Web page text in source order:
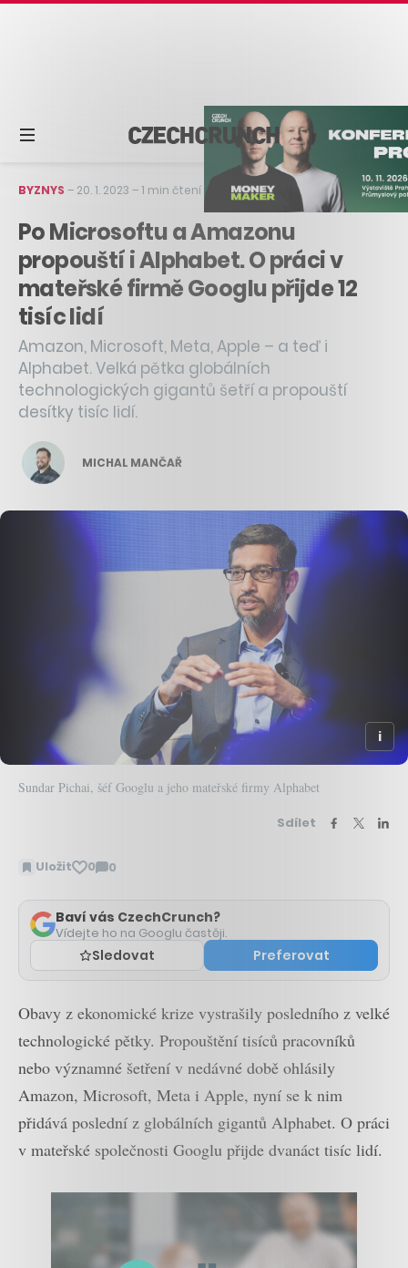
BYZNYS – 20. 1. 2023 –1 min čtení
Po Microsoftu a Amazonu
propouští i Alphabet. O práci v
mateřské firmě Googlu přijde 12
tisíc lidí
Amazon, Microsoft, Meta, Apple – a teď i
Alphabet. Velká pětka globálních
technologických gigantů šetří a propouští
desítky tisíc lidí.
MICHAL MANČAŘ
Sundar Pichai, šéf Googlu a jeho mateřské firmy Alphabet
Sdílet
Uložit 0 0
Zobrazit
Baví vás CzechCrunch?
Vídejte ho na Googlu častěji.
Sledovat Preferovat
Obavy z ekonomické krize vystrašily posledního z velké
technologické pětky. Propouštění tisíců pracovníků
nebo významné šetření v nedávné době ohlásily
Amazon, Microsoft, Meta i Apple, nyní se k nim
přidává poslední z globálních gigantů Alphabet. O práci
v mateřské společnosti Googlu přijde dvanáct tisíc lidí.